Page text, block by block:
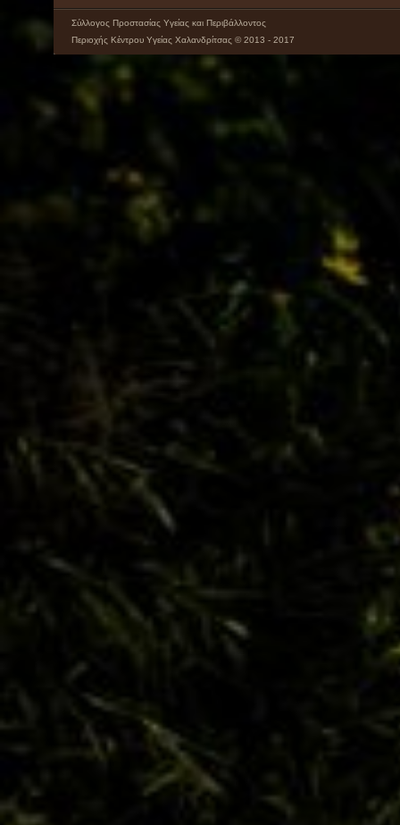
Σύλλογος Προστασίας Υγείας και Περιβάλλοντος
Περιοχής Κέντρου Υγείας Χαλανδρίτσας © 2013 - 2017